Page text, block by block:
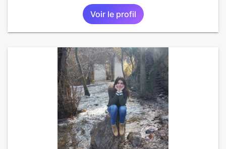
Voir le profil